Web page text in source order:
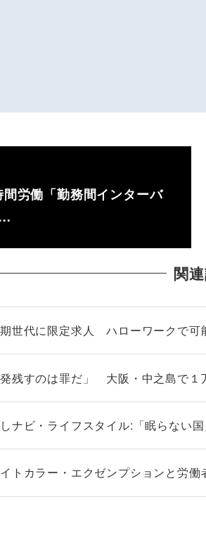
労働「勤務間インターバ
関
世代に限定求人 ハローワークで可
発残すのは罪だ」 大阪・中之島で１
ナビ・ライフスタイル:「眠らない
トカラー・エクゼンプションと労